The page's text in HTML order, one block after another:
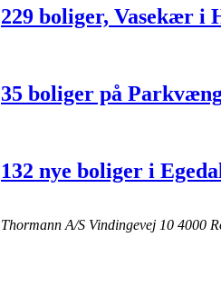
229 boliger, Vasekær i
35 boliger på
132 nye boliger i
Thormann A/S Vindingevej 10 4000